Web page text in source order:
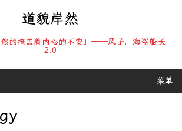
道貌岸然
然的掩盖着内心的不安』——风子，海盗船长
2.0
菜单